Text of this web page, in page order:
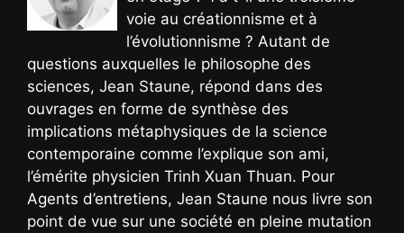
voie au créationnisme et à
l’évolutionnisme ? Autant de
questions auxquelles le philosophe des
sciences, Jean Staune, répond dans des
ouvrages en forme de synthèse des
implications métaphysiques de la science
contemporaine comme l’explique son ami,
l’émérite physicien Trinh Xuan Thuan. Pour
Agents d’entretiens, Jean Staune nous livre son
point de vue sur une société en pleine mutation